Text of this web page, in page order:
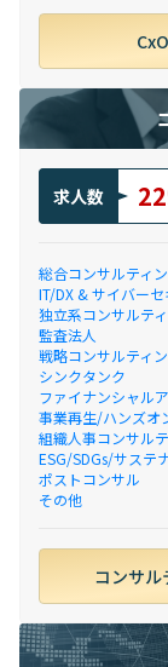
求人数
総合コンサルティ
IT/DX & サイバー
独立系コンサルテ
監査法人
戦略コンサルティ
シンクタンク
ファイナンシャル
事業再生/ハンズオ
組織人事コンサル
ESG/SDGs/サステ
ポストコンサル
その他
コンサル